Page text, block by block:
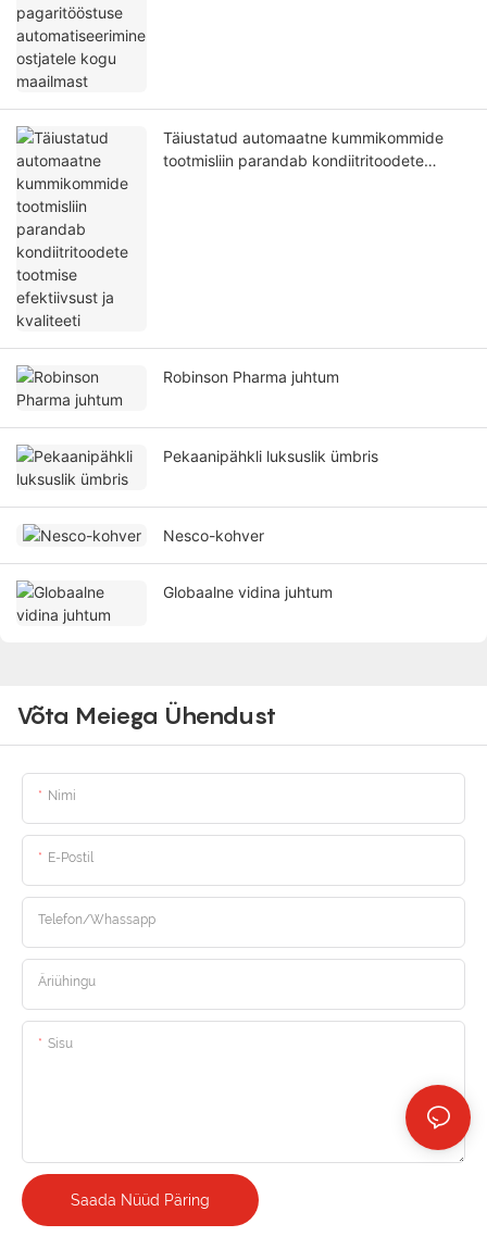
Täiustatud automaatne kummikommide
tootmisliin parandab kondiitritoodete
Robinson Pharma juhtum
Pekaanipähkli luksuslik ümbris
Nesco-kohver
Globaalne vidina juhtum
Võta Meiega Ühendust
Nimi
E-Postil
Telefon/Whassapp
Äriühingu
Sisu
Saada Nüüd Päring